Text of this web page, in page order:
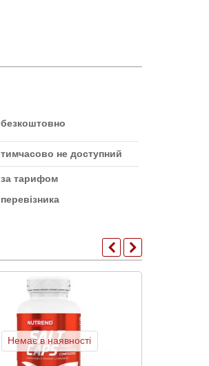
безкоштовно
тимчасово не доступний
за тарифом
перевізника
Немає в наявності